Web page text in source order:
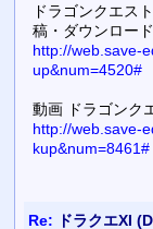
ドラゴンクエス
稿・ダウンロー
http://web.save-
up&num=4520#
動画 ドラゴンク
http://web.save-
kup&num=8461#
Re: ドラクエXI